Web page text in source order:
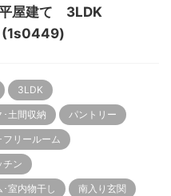
平屋建て 3LDK
3LDK
･土間収納 パントリー
フリールーム
チン
室内物干し 南入り玄関